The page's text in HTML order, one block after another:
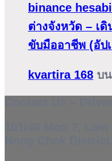
binance hesabi
ต่างจังหวัด – เ
ขับมืออาชีพ (อัป
kvartira 168 บน